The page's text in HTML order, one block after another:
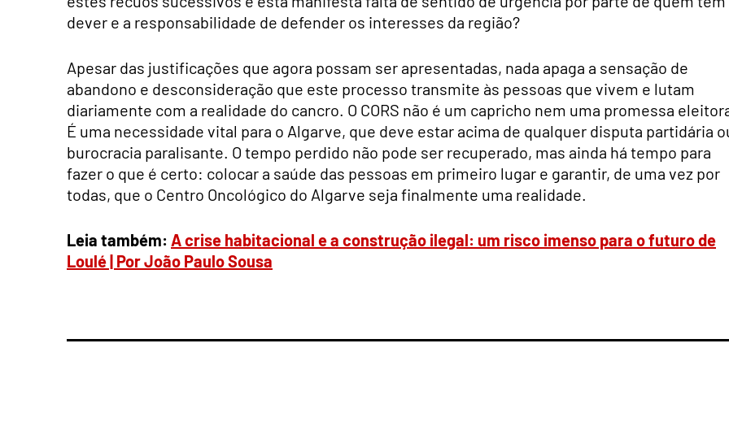
dever e a responsabilidade de defender os interesses da região?
Apesar das justificações que agora possam ser apresentadas, nada apaga a sensação de
abandono e desconsideração que este processo transmite às pessoas que vivem e lutam
diariamente com a realidade do cancro. O CORS não é um capricho nem uma promessa
É uma necessidade vital para o Algarve, que deve estar acima de qualquer disputa partidária
burocracia paralisante. O tempo perdido não pode ser recuperado, mas ainda há tempo para
fazer o que é certo: colocar a saúde das pessoas em primeiro lugar e garantir, de uma vez por
todas, que o Centro Oncológico do Algarve seja finalmente uma realidade.
Leia também: A crise habitacional e a construção ilegal: um risco imenso para o futuro de
Loulé | Por João Paulo Sousa